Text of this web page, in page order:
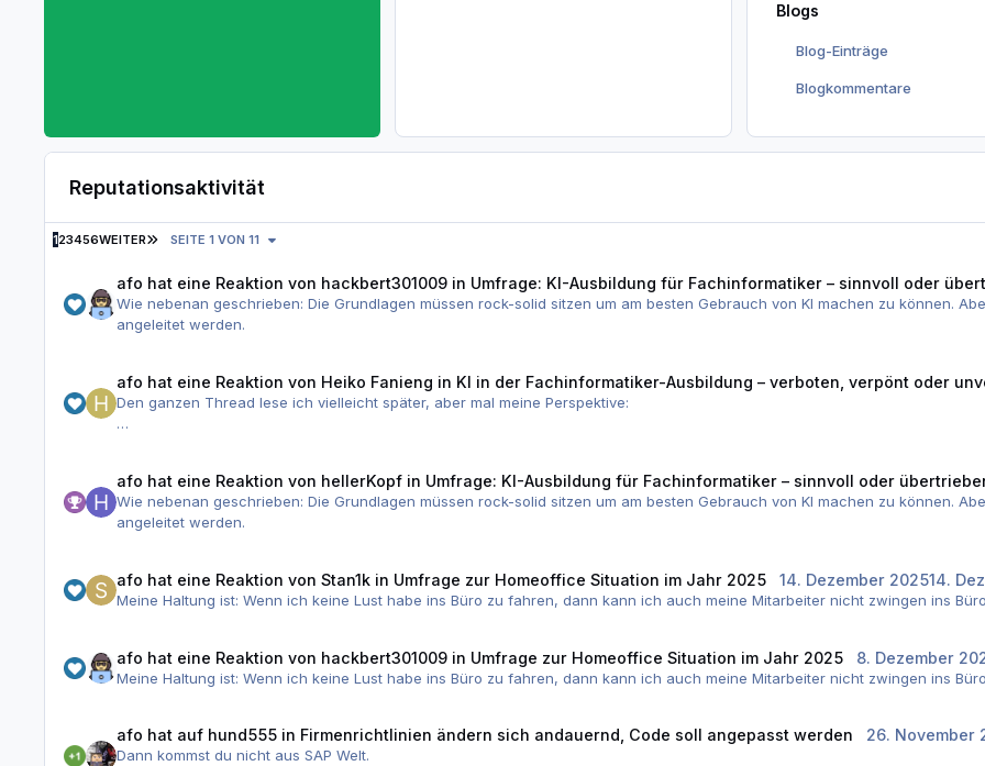
Blogs
Blog-Einträge
Blogkommentare
Reputationsaktivität
123456WEITER LETZTE SEITE
SEITE 1 VON 11
afo hat eine Reaktion von hackbert301009in Umfrage: KI-Ausbildung für Fachinformatiker – sinnvoll oder
Wie nebenan geschrieben: Die Grundlagen müssen rock-solid sitzen um am besten Gebrauch von KI machen zu können.
angeleitet werden.
afo hat eine Reaktion von Heiko Fanieng in KI in der Fachinformatiker-Ausbildung – verboten, verpönt oder
Den ganzen Thread lese ich vielleicht später, aber mal meine Perspektive:
viel und ich hatte andere Projekte. Seit letzten Herbst dann Claude Code CLI. Über Weihnachten die Zeit genutzt viel
Inzwischen nutze ich Claude Code CLI und Codex CLI im Tandem. Das eine kann der eine besser, das andere der andere,
Nun habe ich seit 2024 eine Auszubildende zur FIAE. Meine Haltung war von Anfang an, unabhängig von KI, dass bei ihr die
von ganz ganz vielen). Und genau das ist das was ich auch "unter KI" beibehalten werde. Denn wer verstanden hat was er
auch weiter ihre Aufgaben "ohne KI". Aber: gleichzeitig führe ich sie immer wieder an solche Themen heran, sage ihr aber,
Hand" machen soll. Als Auszubildende hat sie ja auch Zeit.
auf die ich keine Lust hatte. Heute sage ich einfach Claude Code, dass es mir das kurz machen soll. Ich muss muss mir
afo hat eine Reaktion von hellerKopfin Umfrage: KI-Ausbildung für Fachinformatiker – sinnvoll oder
Wie nebenan geschrieben: Die Grundlagen müssen rock-solid sitzen um am besten Gebrauch von KI machen zu können.
angeleitet werden.
afo hat eine Reaktion von Stan1kin Umfrage zur Homeoffice Situation im Jahr 2025 14. Dezember 202514. Dez
Meine Haltung ist: Wenn ich keine Lust habe ins Büro zu fahren, dann kann ich auch meine Mitarbeiter nicht zwingen ins
afo hat eine Reaktion von hackbert301009in Umfrage zur Homeoffice Situation im Jahr 2025 8. Dezember
Meine Haltung ist: Wenn ich keine Lust habe ins Büro zu fahren, dann kann ich auch meine Mitarbeiter nicht zwingen ins
afo hat auf hund555in Firmenrichtlinien ändern sich andauernd, Code soll angepasst werden 26. November
Dann kommst du nicht aus SAP Welt.